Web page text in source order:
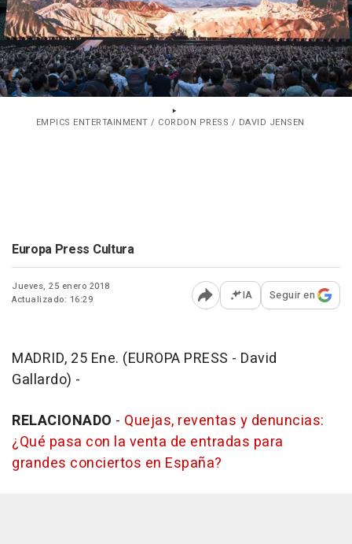
EMPICS ENTERTAINMENT / CORDON PRESS / DAVID JENSEN
Europa Press Cultura
Jueves, 25 enero 2018
Actualizado: 16:29
Abrir opciones para
IA Seguir en
MADRID, 25 Ene. (EUROPA PRESS - David
Gallardo) -
RELACIONADO - Quejas, reventas y denuncias:
¿Qué pasa con la venta de entradas para
grandes conciertos en España?